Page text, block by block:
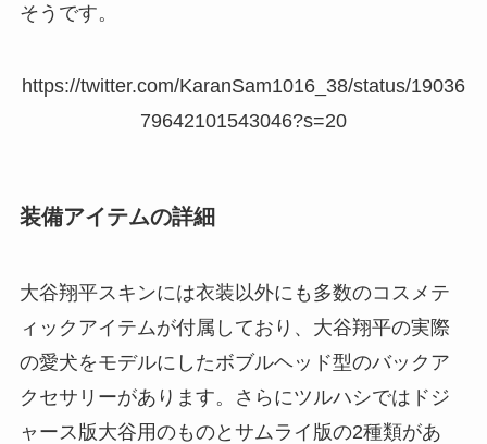
そうです。
https://twitter.com/KaranSam1016_38/status/19036
79642101543046?s=20
装備アイテムの詳細
大谷翔平スキンには衣装以外にも多数のコスメテ
ィックアイテムが付属しており、大谷翔平の実際
の愛犬をモデルにしたボブルヘッド型のバックア
クセサリーがあります。さらにツルハシではドジ
ャース版大谷用のものとサムライ版の2種類があ